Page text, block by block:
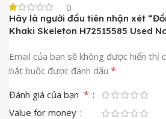
0
Hãy là người đầu tiên nhận xét
Khaki Skeleton H72515585 Used
Email của bạn sẽ không được hiển thị
bắt buộc được đánh dấu *
Đánh giá của bạn *
Value for money